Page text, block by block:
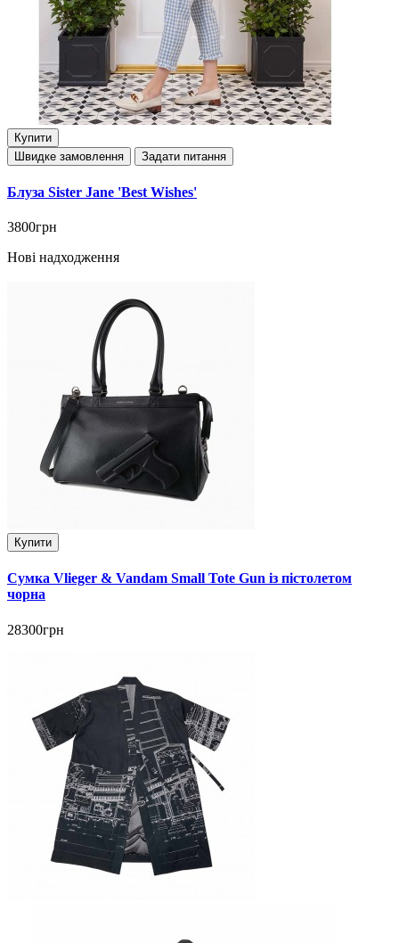
Купити
Швидке замовлення
Задати питання
Блуза Sister Jane 'Best Wishes'
3800грн
Нові надходження
Купити
Сумка Vlieger & Vandam Small Tote Gun із пістолетом
чорна
28300грн